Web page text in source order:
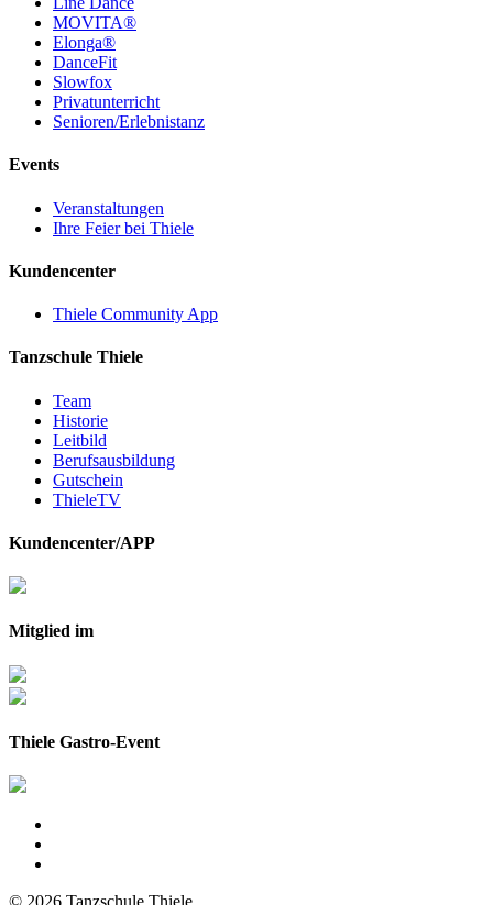
MOVITA®
Elonga®
DanceFit
Slowfox
Privatunterricht
Senioren/Erlebnistanz
Events
Veranstaltungen
Ihre Feier bei Thiele
Kundencenter
Thiele Community App
Tanzschule Thiele
Team
Historie
Leitbild
Berufsausbildung
Gutschein
ThieleTV
Kundencenter/APP
Mitglied im
Thiele Gastro-Event